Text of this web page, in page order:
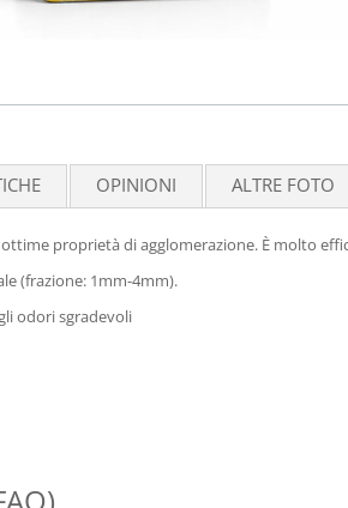
OPINIONI ALTRE FOTO
proprietà di agglomerazione. È molto
(frazione: 1mm-4mm).
odori sgradevoli